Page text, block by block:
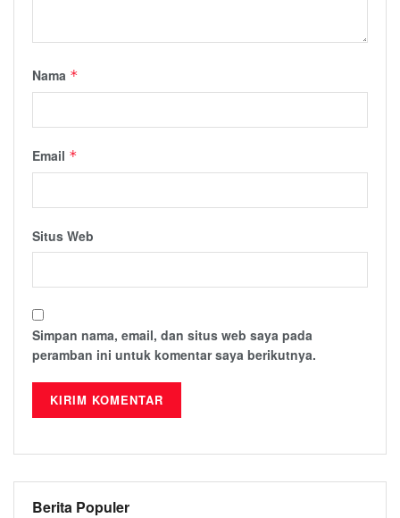
Nama *
Email *
Situs Web
Simpan nama, email, dan situs web saya pada
peramban ini untuk komentar saya berikutnya.
Berita Populer